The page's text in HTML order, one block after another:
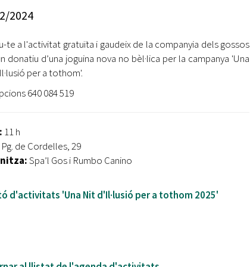
jove 2026
Cerdanyola opta a més de 5 milions d'euros del Pla de
Barris per transformar les Fontetes, Quatre Cantons i
l'entorn de l'avinguda Catalunya
El FIT presenta el cartell de la seva 16a edició i dona el
l'eclipsi solar
2024
te a l'activitat gratuïta i gaudeix de la companyia dels gossos
donatiu d’una joguina nova no bèl·lica per la campanya 'Una
per a tothom'.
640 084 519
11 h
Pg. de Cordelles, 29
Spa’l Gos i Rumbo Canino
d'activitats 'Una Nit d'Il·lusió per a tothom 2025'